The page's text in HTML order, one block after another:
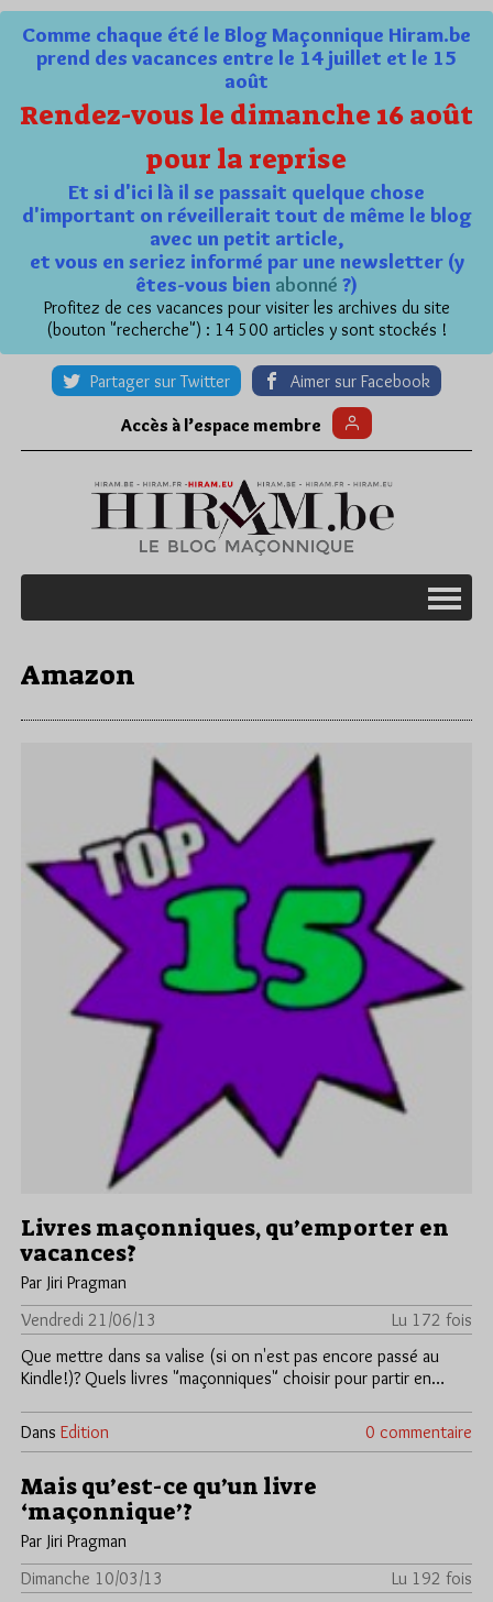
Comme chaque été le Blog Maçonnique Hiram.be
prend des vacances entre le 14 juillet et le 15
août
Rendez-vous le dimanche 16 août
pour la reprise
Et si d'ici là il se passait quelque chose
d'important on réveillerait tout de même le blog
avec un petit article,
et vous en seriez informé par une newsletter (y
êtes-vous bien abonné ?)
Profitez de ces vacances pour visiter les archives du site
(bouton "recherche") : 14 500 articles y sont stockés !
Partager sur Twitter Aimer sur Facebook
Accès à l’espace membre
Amazon
Livres maçonniques, qu’emporter en
vacances?
Par Jiri Pragman
Vendredi 21/06/13
Lu 172 fois
Que mettre dans sa valise (si on n'est pas encore passé au
Kindle!)? Quels livres "maçonniques" choisir pour partir en…
Dans Edition 0 commentaire
Mais qu’est-ce qu’un livre
‘maçonnique’?
Par Jiri Pragman
Dimanche 10/03/13
Lu 192 fois